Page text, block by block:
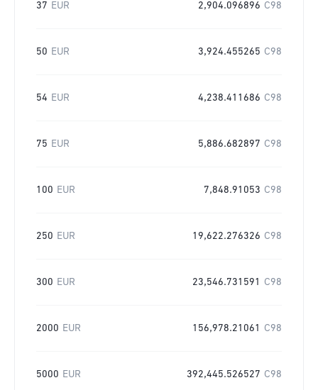
37 EUR 2,904.096896 C98
50 EUR 3,924.455265 C98
54 EUR 4,238.411686 C98
75 EUR 5,886.682897 C98
100 EUR 7,848.91053 C98
250 EUR 19,622.276326 C98
300 EUR 23,546.731591 C98
2000 EUR 156,978.21061 C98
5000 EUR 392,445.526527 C98